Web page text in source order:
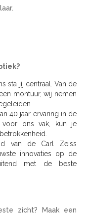
sta jij centraal. Van de
montuur, wij nemen
40 jaar ervaring in de
voor ons vak, kun je
van de Carl Zeiss
innovaties op de
met de beste
zicht? Maak een